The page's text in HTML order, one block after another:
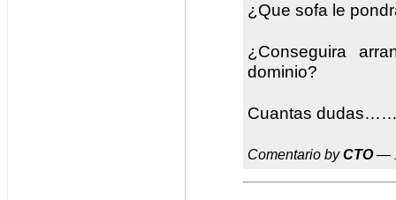
¿Que sofa le
¿Conseguira
dominio?
Cuantas
Comentario byCTO—